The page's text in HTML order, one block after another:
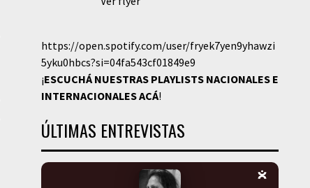
https://open.spotify.com/user/fryek7yen9yhawzi
5yku0hbcs?si=04fa543cf01849e9
¡ESCUCHÁ NUESTRAS PLAYLISTS NACIONALES E
INTERNACIONALESACÁ!
ÚLTIMAS ENTREVISTAS